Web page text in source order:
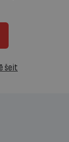
šeit